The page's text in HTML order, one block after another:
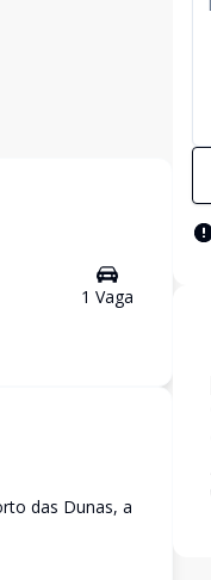
1 Vaga
das Dunas, a